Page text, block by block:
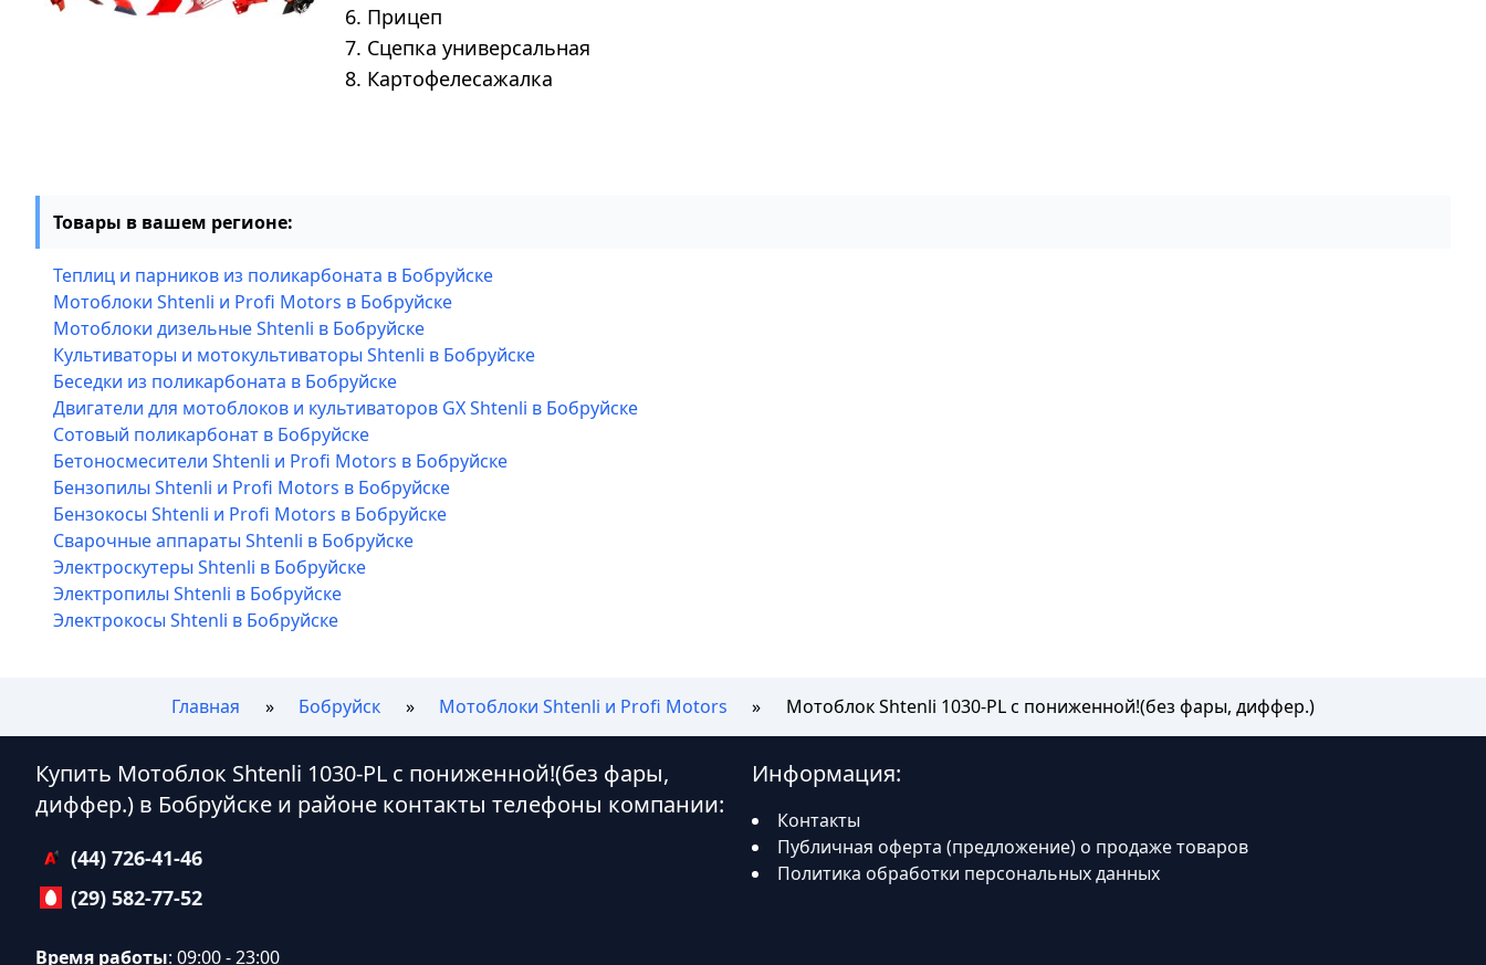
6. Прицеп
7. Сцепка универсальная
8. Картофелесажалка
Товары в вашем регионе:
Теплиц и парников из поликарбоната в Бобруйске
Мотоблоки Shtenli и Profi Motors в Бобруйске
Мотоблоки дизельные Shtenli в Бобруйске
Культиваторы и мотокультиваторы Shtenli в Бобруйске
Беседки из поликарбоната в Бобруйске
Двигатели для мотоблоков и культиваторов GX Shtenli в Бобруйске
Сотовый поликарбонат в Бобруйске
Бетоносмесители Shtenli и Profi Motors в Бобруйске
Бензопилы Shtenli и Profi Motors в Бобруйске
Бензокосы Shtenli и Profi Motors в Бобруйске
Сварочные аппараты Shtenli в Бобруйске
Электроскутеры Shtenli в Бобруйске
Электропилы Shtenli в Бобруйске
Электрокосы Shtenli в Бобруйске
Главная Бобруйск Мотоблоки Shtenli и Profi Motors Мотоблок Shtenli 1030-PL с пониженной!(без фары, диффер.)
Купить Мотоблок Shtenli 1030-PL с пониженной!(без фары,
диффер.) в Бобруйске и районе контакты телефоны компании:
(44) 726-41-46
(29) 582-77-52
Время работы: 09:00 - 23:00
Информация:
Контакты
Публичная оферта (предложение) о продаже товаров
Политика обработки персональных данных